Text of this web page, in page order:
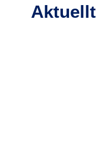
Aktuellt